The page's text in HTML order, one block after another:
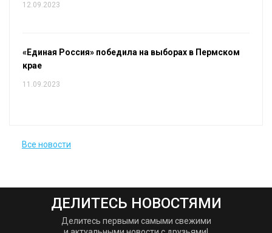
12.09.2023
«Единая Россия» победила на выборах в Пермском
крае
11.09.2023
Все новости
ДЕЛИТЕСЬ НОВОСТЯМИ
Делитесь первыми самыми свежими